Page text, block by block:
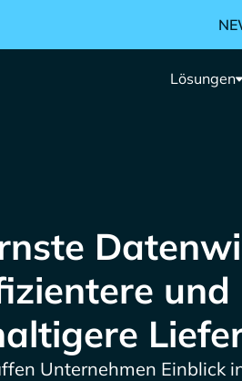
Lösungen
und
Unternehmen Einblick